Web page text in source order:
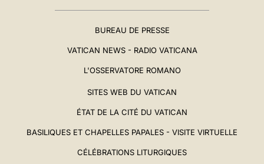
BUREAU DE PRESSE
VATICAN NEWS - RADIO VATICANA
L'OSSERVATORE ROMANO
SITES WEB DU VATICAN
ÉTAT DE LA CITÉ DU VATICAN
BASILIQUES ET CHAPELLES PAPALES - VISITE VIRTUELLE
CÉLÉBRATIONS LITURGIQUES